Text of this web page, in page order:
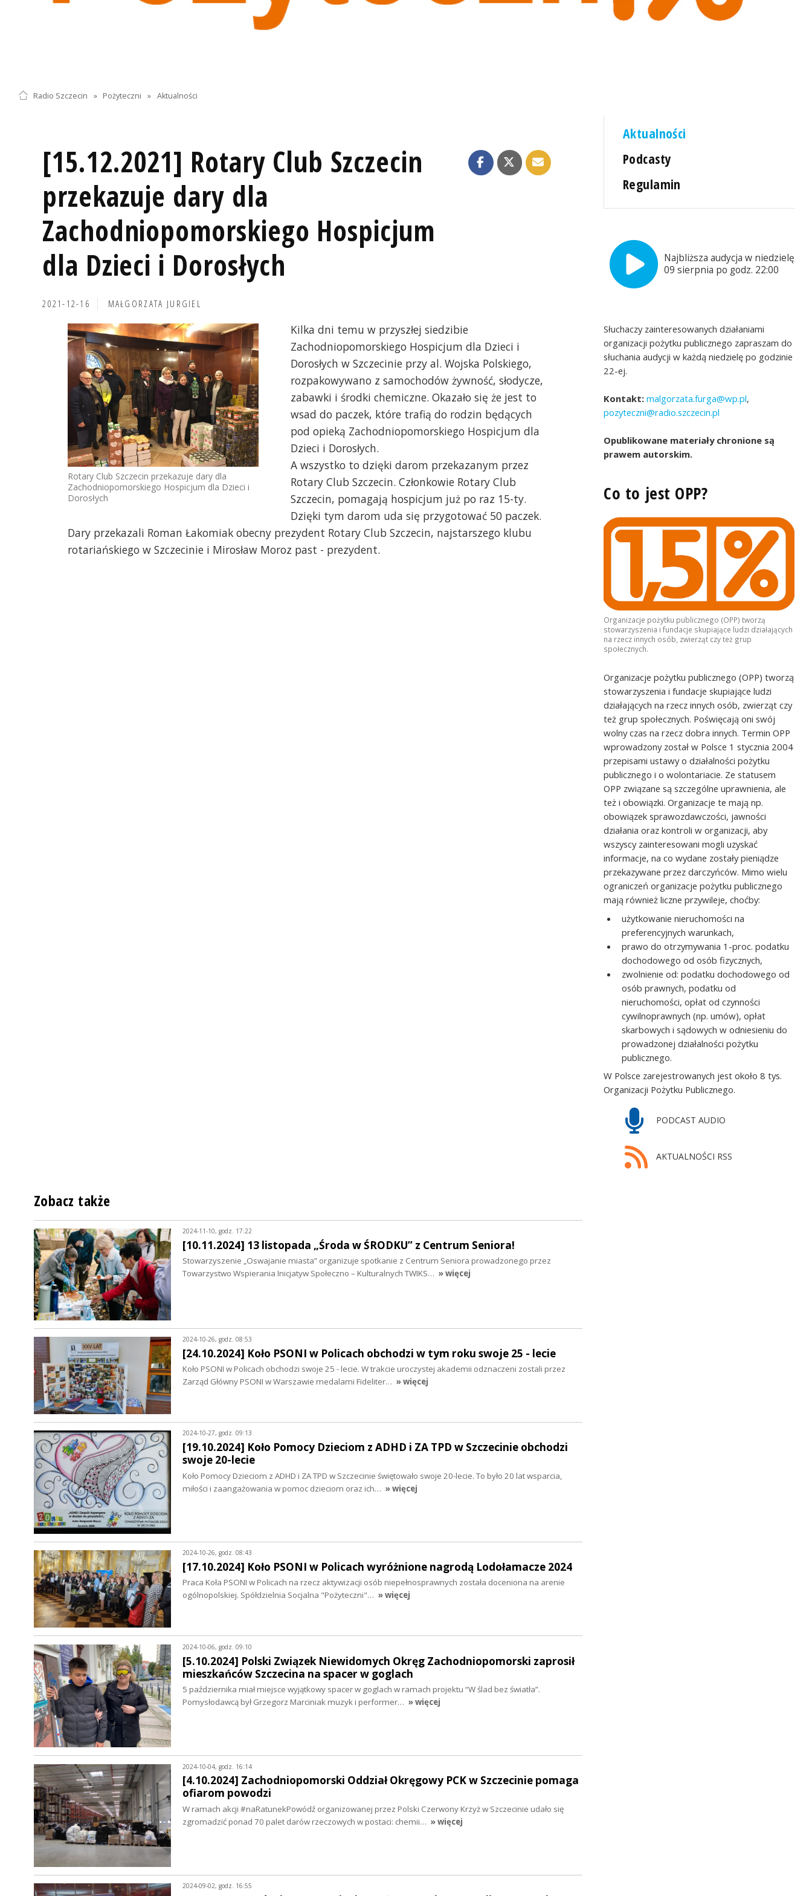
Radio Szczecin » Pożyteczni » Aktualności
[15.12.2021] Rotary Club Szczecin
przekazuje dary dla
Zachodniopomorskiego Hospicjum
dla Dzieci i Dorosłych
2021-12-16 MAŁGORZATA JURGIEL
Rotary Club Szczecin przekazuje dary dla
Zachodniopomorskiego Hospicjum dla Dzieci i
Dorosłych
Kilka dni temu w przyszłej siedzibie
Zachodniopomorskiego Hospicjum dla Dzieci i
Dorosłych w Szczecinie przy al. Wojska Polskiego,
rozpakowywano z samochodów żywność, słodycze,
zabawki i środki chemiczne. Okazało się że jest to
wsad do paczek, które trafią do rodzin będących
pod opieką Zachodniopomorskiego Hospicjum dla
Dzieci i Dorosłych.
A wszystko to dzięki darom przekazanym przez
Rotary Club Szczecin. Członkowie Rotary Club
Szczecin, pomagają hospicjum już po raz 15-ty.
Dzięki tym darom uda się przygotować 50 paczek.
Dary przekazali Roman Łakomiak obecny prezydent Rotary Club Szczecin, najstarszego klubu
rotariańskiego w Szczecinie i Mirosław Moroz past - prezydent.
Aktualności
Podcasty
Regulamin
Najbliższa audycja w niedzielę,
09 sierpnia po godz. 22:00
Słuchaczy zainteresowanych działaniami
organizacji pożytku publicznego zapraszam do
słuchania audycji w każdą niedzielę po godzinie
22-ej.
Kontakt: malgorzata.furga@wp.pl,
pozyteczni@radio.szczecin.pl
Opublikowane materiały chronione są
prawem autorskim.
Co to jest OPP?
Organizacje pożytku publicznego (OPP) tworzą
stowarzyszenia i fundacje skupiające ludzi działających
na rzecz innych osób, zwierząt czy też grup
społecznych.
Organizacje pożytku publicznego (OPP) tworzą
stowarzyszenia i fundacje skupiające ludzi
działających na rzecz innych osób, zwierząt czy
też grup społecznych. Poświęcają oni swój
wolny czas na rzecz dobra innych. Termin OPP
wprowadzony został w Polsce 1 stycznia 2004
przepisami ustawy o działalności pożytku
publicznego i o wolontariacie. Ze statusem
OPP związane są szczególne uprawnienia, ale
też i obowiązki. Organizacje te mają np.
obowiązek sprawozdawczości, jawności
działania oraz kontroli w organizacji, aby
wszyscy zainteresowani mogli uzyskać
informacje, na co wydane zostały pieniądze
przekazywane przez darczyńców. Mimo wielu
ograniczeń organizacje pożytku publicznego
mają również liczne przywileje, choćby:
użytkowanie nieruchomości na
preferencyjnych warunkach,
prawo do otrzymywania 1-proc. podatku
dochodowego od osób fizycznych,
zwolnienie od: podatku dochodowego od
osób prawnych, podatku od
nieruchomości, opłat od czynności
cywilnoprawnych (np. umów), opłat
skarbowych i sądowych w odniesieniu do
prowadzonej działalności pożytku
publicznego.
W Polsce zarejestrowanych jest około 8 tys.
Organizacji Pożytku Publicznego.
PODCAST AUDIO
AKTUALNOŚCI RSS
Zobacz także
2024-11-10, godz. 17:22
[10.11.2024] 13 listopada „Środa w ŚRODKU” z Centrum Seniora!
Stowarzyszenie „Oswajanie miasta” organizuje spotkanie z Centrum Seniora prowadzonego przez
Towarzystwo Wspierania Inicjatyw Społeczno – Kulturalnych TWIKS… » więcej
2024-10-26, godz. 08:53
[24.10.2024] Koło PSONI w Policach obchodzi w tym roku swoje 25 - lecie
Koło PSONI w Policach obchodzi swoje 25 - lecie. W trakcie uroczystej akademii odznaczeni zostali przez
Zarząd Główny PSONI w Warszawie medalami Fideliter… » więcej
2024-10-27, godz. 09:13
[19.10.2024] Koło Pomocy Dzieciom z ADHD i ZA TPD w Szczecinie obchodzi
swoje 20-lecie
Koło Pomocy Dzieciom z ADHD i ZA TPD w Szczecinie świętowało swoje 20-lecie. To było 20 lat wsparcia,
miłości i zaangażowania w pomoc dzieciom oraz ich… » więcej
2024-10-26, godz. 08:43
[17.10.2024] Koło PSONI w Policach wyróżnione nagrodą Lodołamacze 2024
Praca Koła PSONI w Policach na rzecz aktywizacji osób niepełnosprawnych została doceniona na arenie
ogólnopolskiej. Spółdzielnia Socjalna "Pożyteczni"… » więcej
2024-10-06, godz. 09:10
[5.10.2024] Polski Związek Niewidomych Okręg Zachodniopomorski zaprosił
mieszkańców Szczecina na spacer w goglach
5 października miał miejsce wyjątkowy spacer w goglach w ramach projektu “W ślad bez światła”.
Pomysłodawcą był Grzegorz Marciniak muzyk i performer… » więcej
2024-10-04, godz. 16:14
[4.10.2024] Zachodniopomorski Oddział Okręgowy PCK w Szczecinie pomaga
ofiarom powodzi
W ramach akcji #naRatunekPowódź organizowanej przez Polski Czerwony Krzyż w Szczecinie udało się
zgromadzić ponad 70 palet darów rzeczowych w postaci: chemii… » więcej
2024-09-02, godz. 16:55